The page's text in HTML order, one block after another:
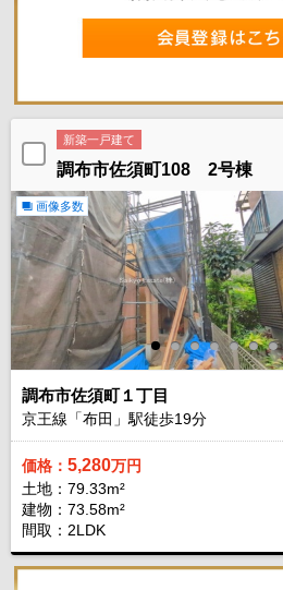
新築一戸建て
調布市佐須町108 2号棟
画像多数
調布市佐須町１丁目
京王線「布田」駅徒歩19分
価格： 5,280万円
土地：79.33m²
建物：73.58m²
間取：2LDK